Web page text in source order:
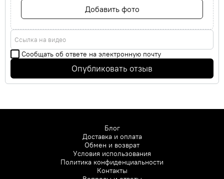
Добавить фото
Ссылка на видео
Сообщать об ответе на электронную почту
Опубликовать отзыв
Блог
Доставка и оплата
Обмен и возврат
Условия использования
Политика конфиденциальности
Контакты